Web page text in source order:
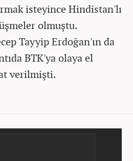
isteyince Hindistan'lı
olmuştu.
Tayyip Erdoğan'ın da
BTK'ya olaya el
verilmişti.